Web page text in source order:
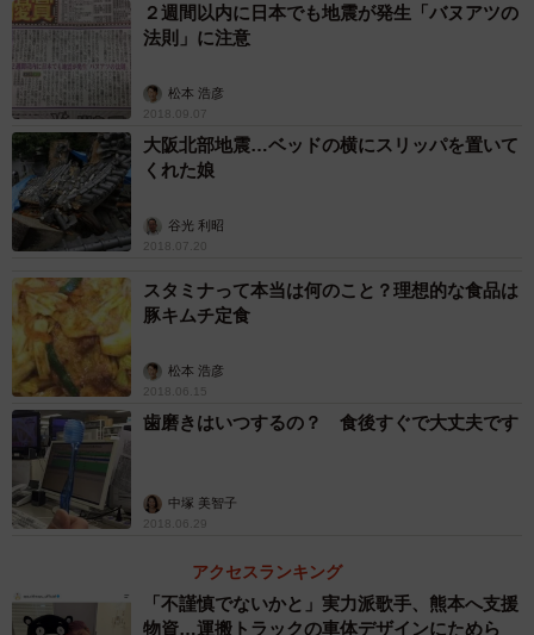
２週間以内に日本でも地震が発生「バヌアツの
法則」に注意
松本 浩彦
2018.09.07
大阪北部地震…ベッドの横にスリッパを置いて
くれた娘
谷光 利昭
2018.07.20
スタミナって本当は何のこと？理想的な食品は
豚キムチ定食
松本 浩彦
2018.06.15
歯磨きはいつするの？ 食後すぐで大丈夫です
中塚 美智子
2018.06.29
アクセスランキング
「不謹慎でないかと」実力派歌手、熊本へ支援
物資…運搬トラックの車体デザインにためら